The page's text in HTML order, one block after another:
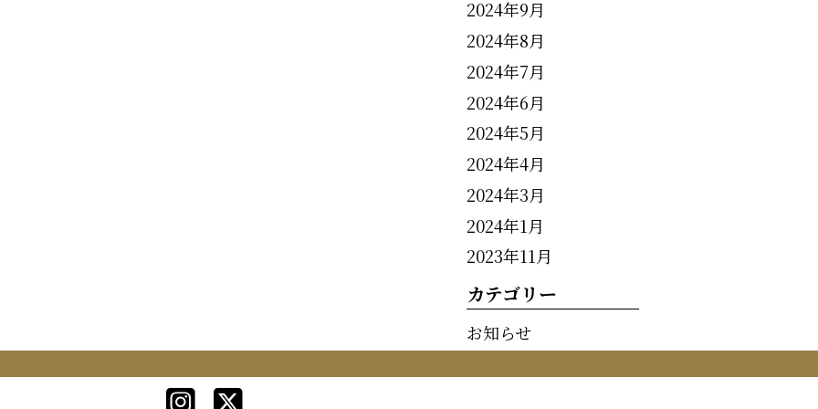
2024年9月
2024年8月
2024年7月
2024年6月
2024年5月
2024年4月
2024年3月
2024年1月
2023年11月
カテゴリー
お知らせ